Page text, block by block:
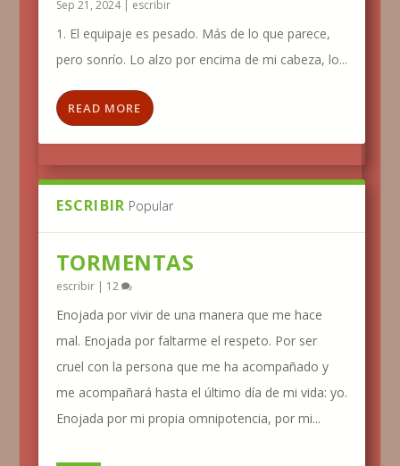
Sep 21, 2024| escribir
1. El equipaje es pesado. Más de lo que parece,
pero sonrío. Lo alzo por encima de mi cabeza, lo...
READ MORE
ESCRIBIR Popular
TORMENTAS
escribir| 12
Enojada por vivir de una manera que me hace
mal. Enojada por faltarme el respeto. Por ser
cruel con la persona que me ha acompañado y
me acompañará hasta el último día de mi vida: yo.
Enojada por mi propia omnipotencia, por mi...